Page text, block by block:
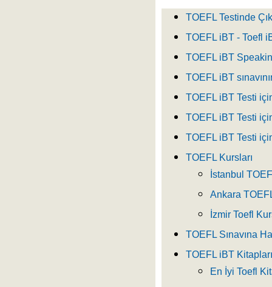
TOEFL Testinde
TOEFL iBT - Toefl
TOEFL iBT
TOEFL iBT
TOEFL iBT Testi
TOEFL iBT Testi
TOEFL iBT Testi
TOEFL Kursları
İstanbul
Ankara
İzmir Toefl
TOEFL Sınavına
TOEFL iBT
En İyi Toefl